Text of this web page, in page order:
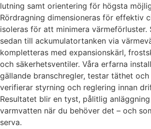
lutning samt orientering för högsta
Rördragning dimensioneras för effektiv
isoleras för att minimera värmeförluster.
sedan till ackumulatortanken via
kompletteras med expansionskärl,
och säkerhetsventiler. Våra erfarna
gällande branschregler, testar täthet
verifierar styrning och reglering innan
Resultatet blir en tyst, pålitlig
varmvatten när du behöver det – och
serva.